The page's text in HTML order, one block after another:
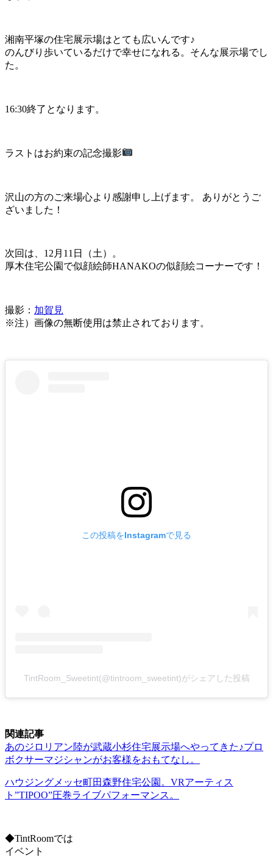
湘南平塚の住宅展示場はとても広いんです♪
のんびり歩いているだけで幸せになれる。そんな展示場でし
た。
16:30終了となります。
ラストはお約束の記念撮影
沢山の方のご来場心より感謝申し上げます。 ありがとうご
ざいました！
次回は、12月11日（土）。
厚木住宅公園で似顔絵師HANAKOの似顔絵コーナーです！
撮影： 加賀見
※注）画像の無断使用は禁止されております。
この投稿をInstagramで見る
TintRoom_Sweetint(@tintroom_sweetint)がシェアした投稿
関連記事
あのジロリアン陸が武蔵小杉住宅展示場へやってきた♪プロ
ボクサーマジシャンがお客様をおもてなし。
ハウジングメッセ町田森野住宅公園。VRアーティス
ト”TIPOO”圧巻ライブパフォーマンス。
◆TintRoomでは
イベント